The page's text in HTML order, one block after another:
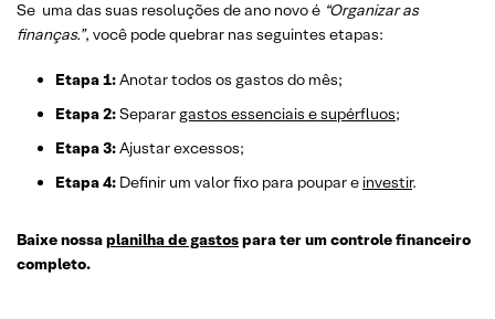
Se uma das suas resoluções de ano novo é “Organizar as
finanças.”, você pode quebrar nas seguintes etapas:
Etapa 1:Anotar todos os gastos do mês;
Etapa 2:Separar gastos essenciais e supérfluos;
Etapa 3:Ajustar excessos;
Etapa 4: Definir um valor fixo para poupar e investir.
Baixe nossaplanilha de gastospara ter um controle financeiro
completo.